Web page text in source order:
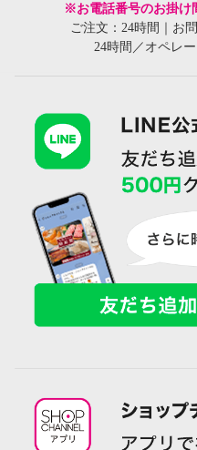
※お電話番号のお掛け
ご注文：24時間｜お
24時間／オペレ